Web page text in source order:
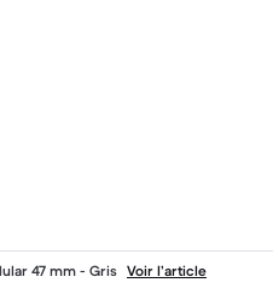
47 mm - Gris Voir l’article